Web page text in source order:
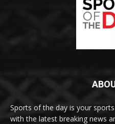
Sports of the day is your
with the latest breaking news